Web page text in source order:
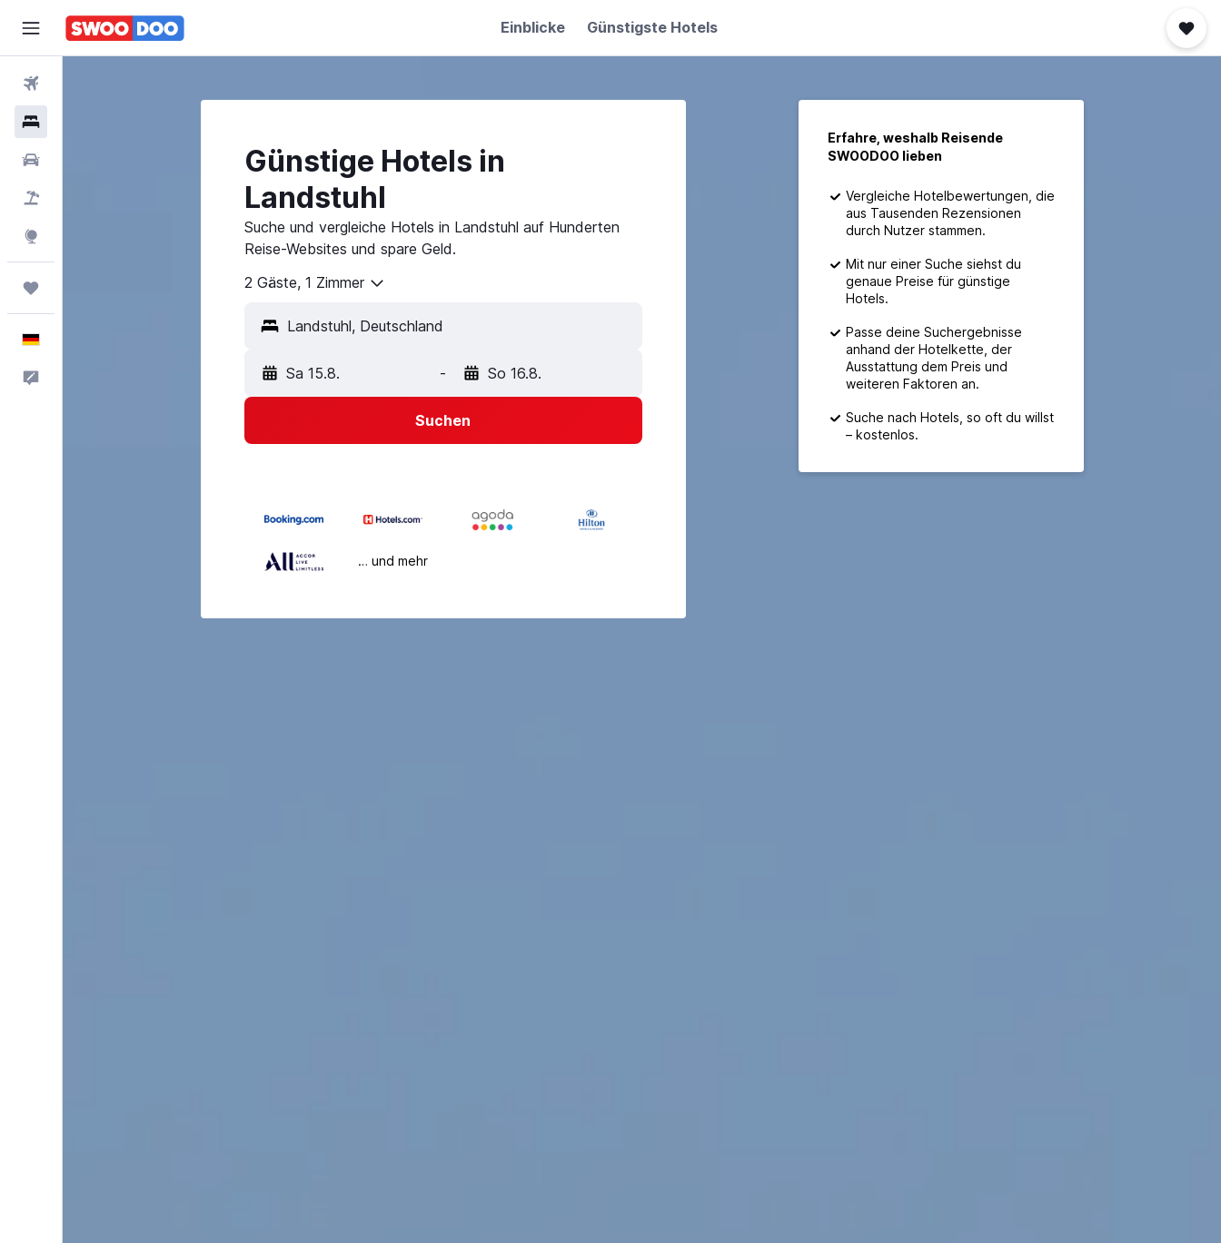
Einblicke Günstigste Hotels
Günstige Hotels in
Landstuhl
Suche und vergleiche Hotels in Landstuhl auf Hunderten
Reise-Websites und spare Geld.
2 Gäste, 1 Zimmer
Sa 15.8. - So 16.8.
Suchen
… und mehr
Erfahre, weshalb Reisende
SWOODOO lieben
Vergleiche Hotelbewertungen, die
aus Tausenden Rezensionen
durch Nutzer stammen.
Mit nur einer Suche siehst du
genaue Preise für günstige
Hotels.
Passe deine Suchergebnisse
anhand der Hotelkette, der
Ausstattung dem Preis und
weiteren Faktoren an.
Suche nach Hotels, so oft du willst
– kostenlos.